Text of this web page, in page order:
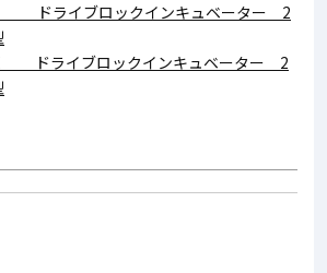
ドライブロックインキュベーター 2
ドライブロックインキュベーター 2